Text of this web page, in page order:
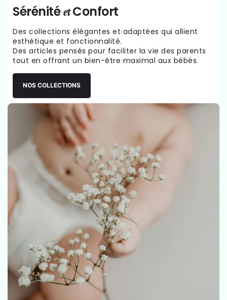
SérénitéetConfort
Des collections élégantes et adaptées qui allient
esthétique et fonctionnalité.
Des articles pensés pour faciliter la vie des parents
tout en offrant un bien-être maximal aux bébés.
NOS COLLECTIONS